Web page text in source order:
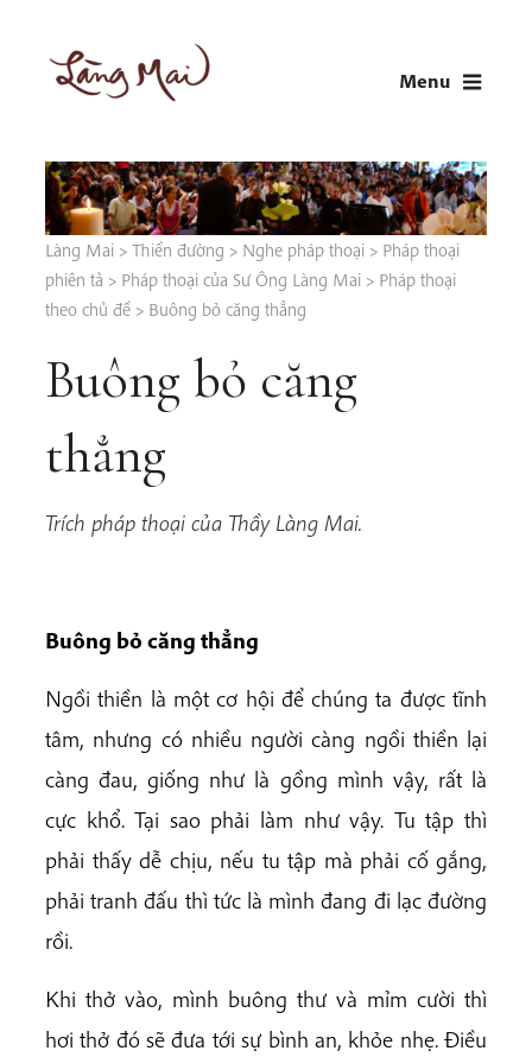
content
Menu
Làng Mai > Thiền đường > Nghe pháp thoại > Pháp thoại
phiên tả > Pháp thoại của Sư Ông Làng Mai > Pháp thoại
theo chủ đề > Buông bỏ căng thẳng
Buông bỏ căng
thẳng
Trích pháp thoại của Thầy Làng Mai.
Buông bỏ căng thẳng
Ngồi thiền là một cơ hội để chúng ta được tĩnh
tâm, nhưng có nhiều người càng ngồi thiền lại
càng đau, giống như là gồng mình vậy, rất là
cực khổ. Tại sao phải làm như vậy. Tu tập thì
phải thấy dễ chịu, nếu tu tập mà phải cố gắng,
phải tranh đấu thì tức là mình đang đi lạc đường
rồi.
Khi thở vào, mình buông thư và mỉm cười thì
hơi thở đó sẽ đưa tới sự bình an, khỏe nhẹ. Điều